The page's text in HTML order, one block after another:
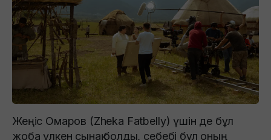
Жеңіс Омаров (Zheka Fatbelly) үшін де бұл
жоба үлкен сынақ болды, себебі бұл оның